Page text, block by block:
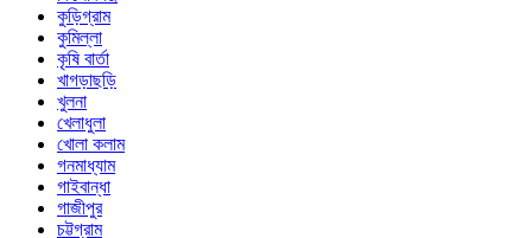
কুড়িগ্রাম
কুমিল্লা
কৃষি বার্তা
খাগড়াছড়ি
খুলনা
খেলাধুলা
খোলা কলাম
গনমাধ্যাম
গাইবান্ধা
গাজীপুর
চট্টগ্রাম